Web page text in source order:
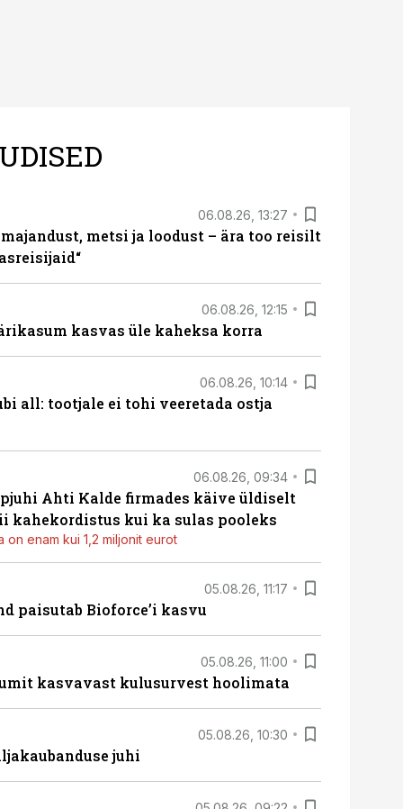
06.08.26, 13:27
metsi ja loodust – ära too reisilt
06.08.26, 12:15
kasvas üle kaheksa korra
06.08.26, 10:14
all: tootjale ei tohi veeretada ostja
06.08.26, 09:34
Ahti Kalde firmades käive üldiselt
kahekordistus kui ka sulas pooleks
on enam kui 1,2 miljonit eurot
05.08.26, 11:17
paisutab Bioforce’i kasvu
05.08.26, 11:00
kasvavast kulusurvest hoolimata
05.08.26, 10:30
juhi